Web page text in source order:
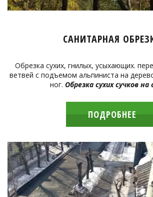
САНИТАРНАЯ
Обрезка сухих, гнилых, усыхающих.
ветвей с подъемом альпиниста на
ног. Обрезка сухих сучков на
ПОДРОБНЕЕ